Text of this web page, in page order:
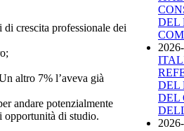
crescita professionale dei
altro 7% l’aveva già
andare potenzialmente
opportunità di studio.
DEL
DEL
DEL